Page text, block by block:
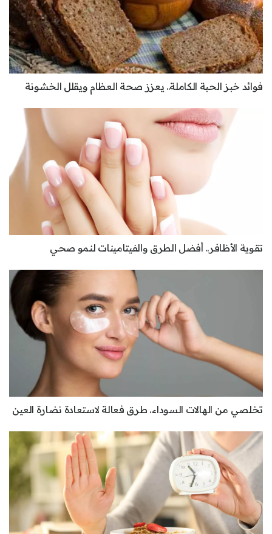
فوائد خبز الحبة الكاملة.. يعزز صحة العظام ويقلل الخشونة
تقوية الأظافر.. أفضل الطرق والفيتامينات لنمو صحي
تخلصي من الهالات السوداء.. طرق فعالة لاستعادة نضارة العين